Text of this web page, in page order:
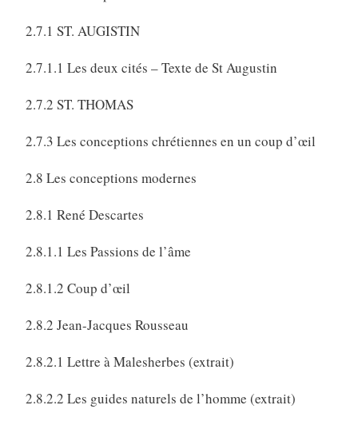
2.7.1 ST. AUGISTIN
2.7.1.1 Les deux cités – Texte de St Augustin
2.7.2 ST. THOMAS
2.7.3 Les conceptions chrétiennes en un coup d’œil
2.8 Les conceptions modernes
2.8.1 René Descartes
2.8.1.1 Les Passions de l’âme
2.8.1.2 Coup d’œil
2.8.2 Jean-Jacques Rousseau
2.8.2.1 Lettre à Malesherbes (extrait)
2.8.2.2 Les guides naturels de l’homme (extrait)